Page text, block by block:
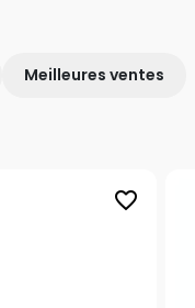
Meilleures ventes
favorite_border